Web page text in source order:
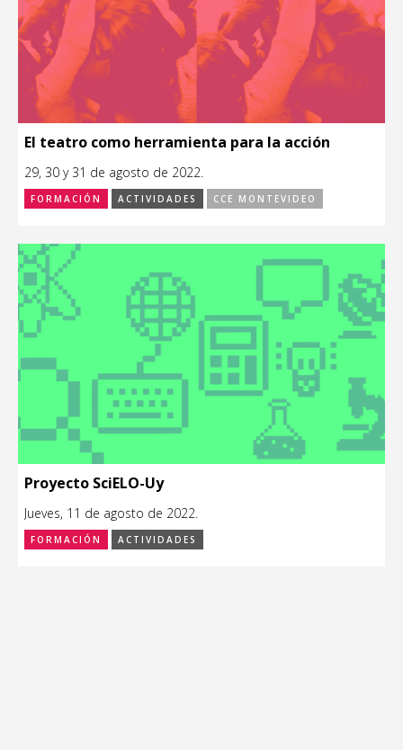
El teatro como herramienta para la acción
29, 30 y 31 de agosto de 2022.
FORMACIÓN ACTIVIDADES CCE MONTEVIDEO
Proyecto SciELO-Uy
Jueves, 11 de agosto de 2022.
FORMACIÓN ACTIVIDADES